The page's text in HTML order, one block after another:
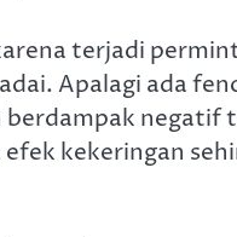
terjadi
Apalagi ada
negatif
kekeringan